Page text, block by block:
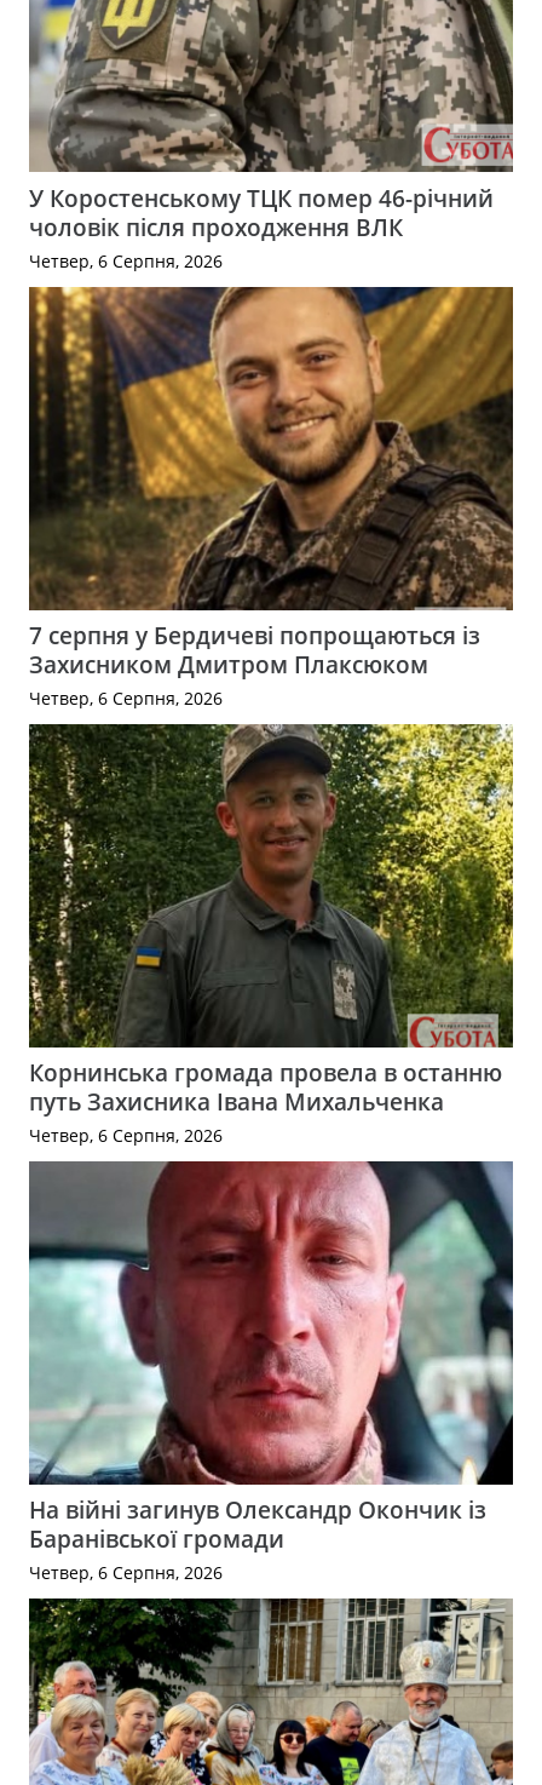
У Коростенському ТЦК помер 46-річний
чоловік після проходження ВЛК
Четвер, 6 Серпня, 2026
7 серпня у Бердичеві попрощаються із
Захисником Дмитром Плаксюком
Четвер, 6 Серпня, 2026
Корнинська громада провела в останню
путь Захисника Івана Михальченка
Четвер, 6 Серпня, 2026
На війні загинув Олександр Окончик із
Баранівської громади
Четвер, 6 Серпня, 2026